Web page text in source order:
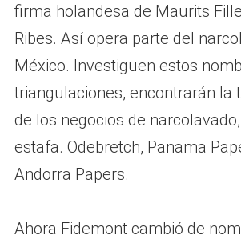
firma holandesa de Maurits
Ribes. Así opera parte del
México. Investiguen estos
triangulaciones, encontrarán la
de los negocios de
estafa. Odebretch, Panama
Andorra Papers.
Ahora Fidemont cambió de